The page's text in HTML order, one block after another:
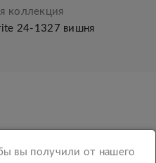
коллекция
24-1327 вишня
вы получили от нашего